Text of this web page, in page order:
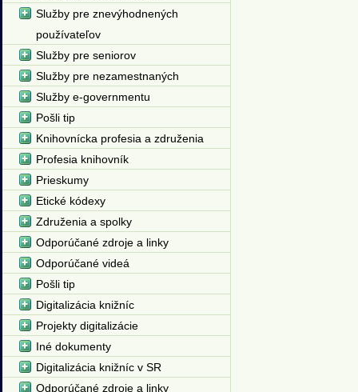
Služby pre znevýhodnených
používateľov
Služby pre seniorov
Služby pre nezamestnaných
Služby e-governmentu
Pošli tip
Knihovnícka profesia a združenia
Profesia knihovník
Prieskumy
Etické kódexy
Združenia a spolky
Odporúčané zdroje a linky
Odporúčané videá
Pošli tip
Digitalizácia knižníc
Projekty digitalizácie
Iné dokumenty
Digitalizácia knižníc v SR
Odporúčané zdroje a linky